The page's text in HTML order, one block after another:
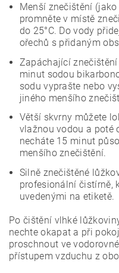
Menší znečištění
promněte v místě
do 25°C. Do vody
ořechů s přidaným
Zapáchající
minut sodou
sodu vyprašte nebo
jiného menšího
Větší skvrny můžete
vlažnou vodou a poté
necháte 15 minut
menšího znečištění.
Silně znečištěné
profesionální čistírně,
uvedenými na etiketě.
Po čištění vlhké
nechte okapat a při
proschnout ve
přístupem vzduchu z